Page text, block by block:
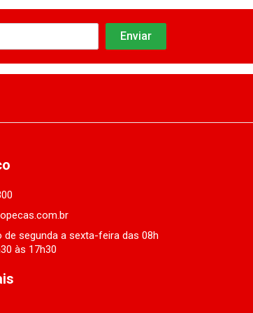
de segunda a sexta-feira das 08h
às 17h30